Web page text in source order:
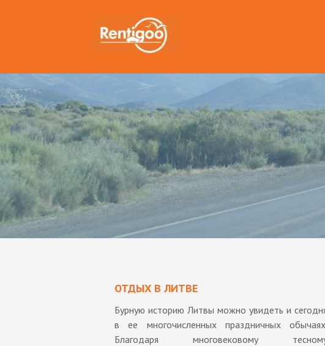
ОТДЫХ В ЛИТВЕ
Бурную историю Литвы можно увидеть и
в ее многочисленных праздничных
Благодаря многовековому